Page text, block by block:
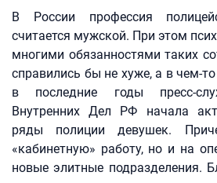
В России профессия
считается мужской. При этом
многими обязанностями таких
справились бы не хуже, а в чем-
в последние годы пресс-
Внутренних Дел РФ начала
ряды полиции девушек.
«кабинетную» работу, но и на
новые элитные подразделения.